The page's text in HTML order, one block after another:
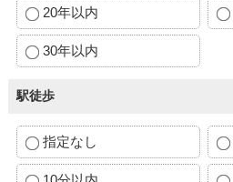
20年以内
30年以内
駅徒歩
指定なし